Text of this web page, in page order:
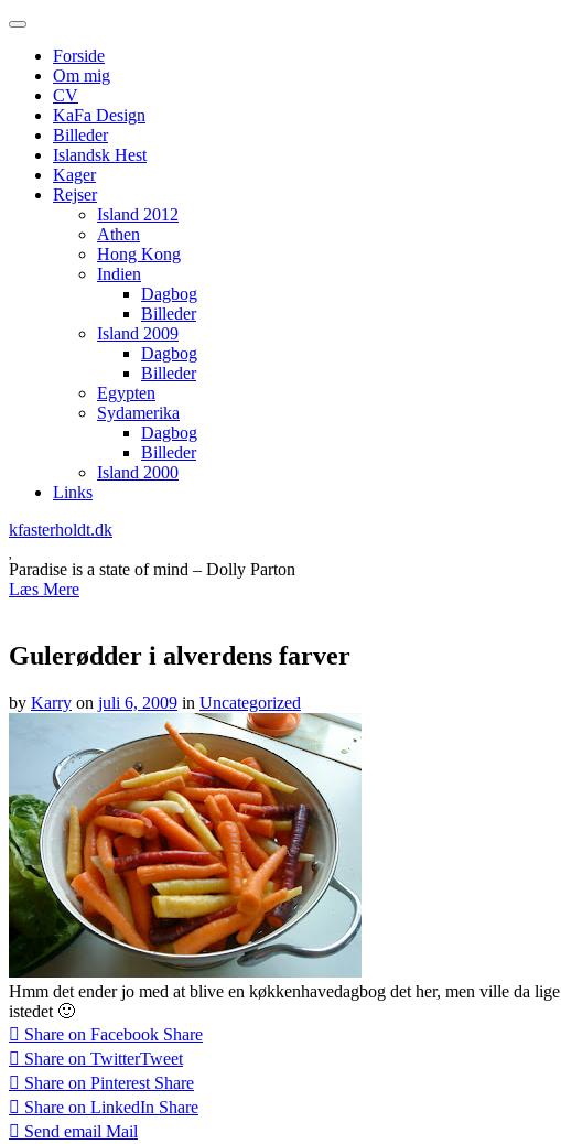
Main
Skip
contentForside
Om mig
CV
KaFa Design
Billeder
Islandsk Hest
Kager
Rejser
Island 2012
Athen
Hong Kong
Indien
Dagbog
Billeder
Island 2009
Dagbog
Billeder
Egypten
Sydamerika
Dagbog
Billeder
Island 2000
Links
kfasterholdt.dk
Paradise is a state of mind – Dolly Parton
Læs Mere
Gulerødder i alverdens farver
by Karry on juli 6, 2009 in Uncategorized
Hmm det ender jo med at blive en køkkenhavedagbog det her, men ville da
istedet 🙂
Share on Facebook Share
Share on TwitterTweet
Share on Pinterest Share
Share on LinkedIn Share
Send email Mail